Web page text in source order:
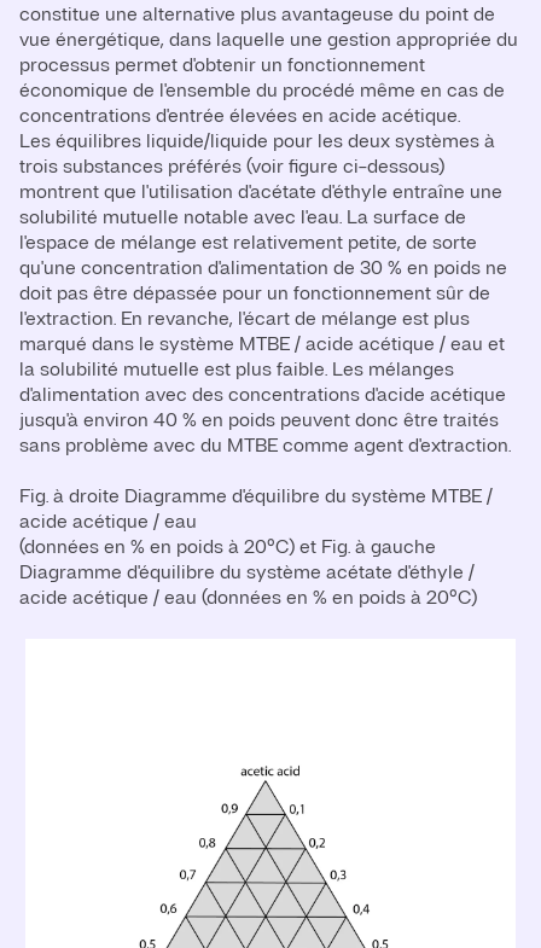
constitue une alternative plus avantageuse du point de
vue énergétique, dans laquelle une gestion appropriée du
processus permet d'obtenir un fonctionnement
économique de l'ensemble du procédé même en cas de
concentrations d'entrée élevées en acide acétique.
Les équilibres liquide/liquide pour les deux systèmes à
trois substances préférés (voir figure ci-dessous)
montrent que l'utilisation d'acétate d'éthyle entraîne une
solubilité mutuelle notable avec l'eau. La surface de
l'espace de mélange est relativement petite, de sorte
qu'une concentration d'alimentation de 30 % en poids ne
doit pas être dépassée pour un fonctionnement sûr de
l'extraction. En revanche, l'écart de mélange est plus
marqué dans le système MTBE / acide acétique / eau et
la solubilité mutuelle est plus faible. Les mélanges
d'alimentation avec des concentrations d'acide acétique
jusqu'à environ 40 % en poids peuvent donc être traités
sans problème avec du MTBE comme agent d'extraction.
Fig. à droite Diagramme d'équilibre du système MTBE /
acide acétique / eau
(données en % en poids à 20°C) et Fig. à gauche
Diagramme d'équilibre du système acétate d'éthyle /
acide acétique / eau (données en % en poids à 20°C)